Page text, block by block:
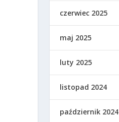
czerwiec 2025
maj 2025
luty 2025
listopad 2024
październik 2024